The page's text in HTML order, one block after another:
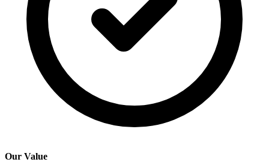
Our Value